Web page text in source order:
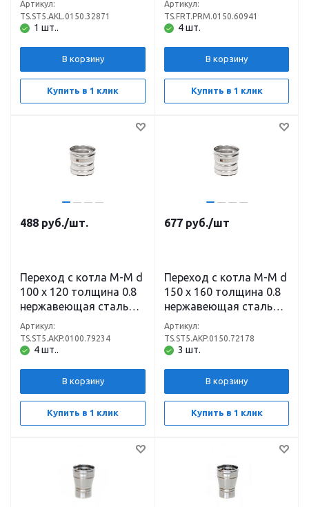
1 шт..
Артикул:
TS.ST5.AKL.0150.32871
В корзину
Купить в 1 клик
4 шт.
Артикул:
TS.FRT.PRM.0150.60941
В корзину
Купить в 1 клик
488 руб./шт.
Переход с котла М-М d
100 х 120 толщина 0.8
нержавеющая сталь
(304)
4 шт..
Артикул:
TS.ST5.AKP.0100.79234
В корзину
Купить в 1 клик
677 руб./шт
Переход с котла М-М d
150 х 160 толщина 0.8
нержавеющая сталь
(304)
3 шт.
Артикул:
TS.ST5.AKP.0150.72178
В корзину
Купить в 1 клик